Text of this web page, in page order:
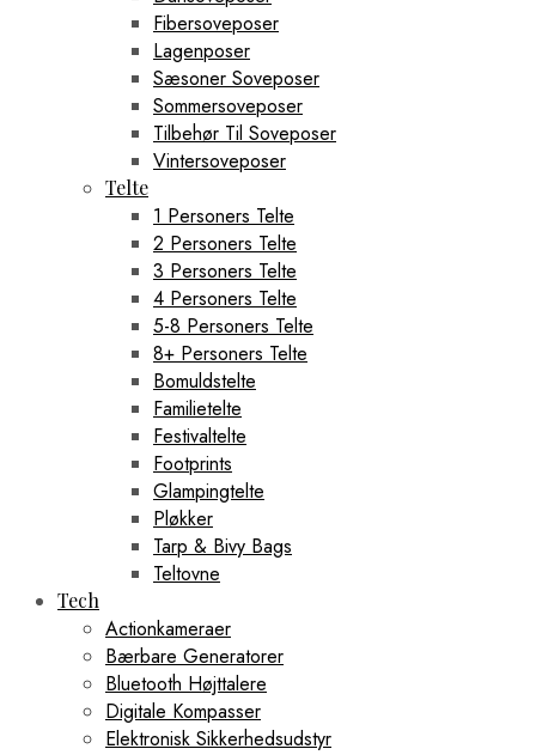
Fibersoveposer
Lagenposer
Sæsoner Soveposer
Sommersoveposer
Tilbehør Til Soveposer
Vintersoveposer
Telte
1 Personers Telte
2 Personers Telte
3 Personers Telte
4 Personers Telte
5-8 Personers Telte
8+ Personers Telte
Bomuldstelte
Familietelte
Festivaltelte
Footprints
Glampingtelte
Pløkker
Tarp & Bivy Bags
Teltovne
Tech
Actionkameraer
Bærbare Generatorer
Bluetooth Højttalere
Digitale Kompasser
Elektronisk Sikkerhedsudstyr